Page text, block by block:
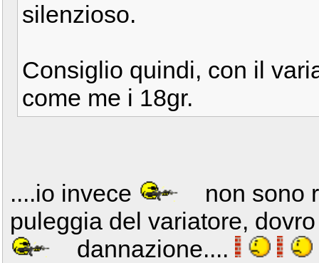
silenzioso.
Consiglio quindi, con il
come me i 18gr.
....io invece
non sono
puleggia del variatore,
dannazione....